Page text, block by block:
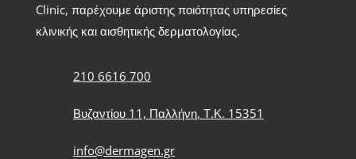
Clinic, παρέχουμε άριστης ποιότητας υπηρεσίες
κλινικής και αισθητικής δερματολογίας.
210 6616 700
Βυζαντίου 11, Παλλήνη, Τ.Κ. 15351
info@dermagen.gr